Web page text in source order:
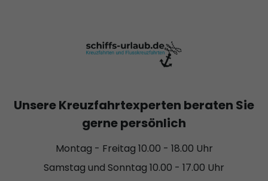
Unsere Kreuzfahrtexperten beraten Sie
gerne persönlich
Montag - Freitag 10.00 - 18.00 Uhr
Samstag und Sonntag 10.00 - 17.00 Uhr